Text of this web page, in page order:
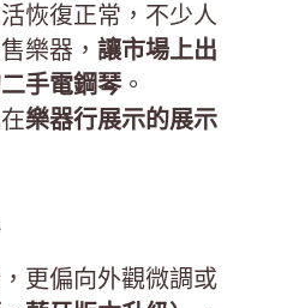
恢復正常，不少人
樂器， 讓市場上出
手電鋼琴。
樂器行展示的展示
更偏向外觀微調或